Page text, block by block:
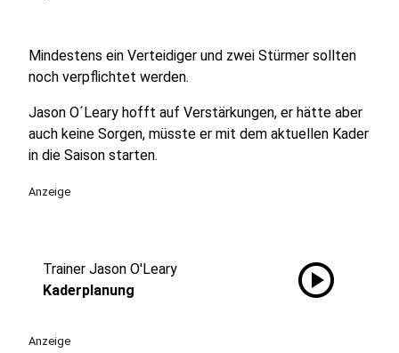
Mindestens ein Verteidiger und zwei Stürmer sollten
noch verpflichtet werden.
Jason O´Leary hofft auf Verstärkungen, er hätte aber
auch keine Sorgen, müsste er mit dem aktuellen Kader
in die Saison starten.
Anzeige
Trainer Jason O'Leary
Kaderplanung
play_circle
Anzeige